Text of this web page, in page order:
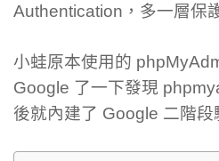
Authentication，多一層保
小蛙原本使用的
Google 了一下發現
後就內建了 Google 二階段